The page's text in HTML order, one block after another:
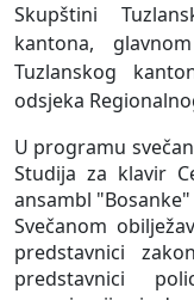
Skupštini
kantona,
Tuzlanskog
odsjeka
U programu
Studija za klavir
ansambl "Bosanke"
Svečanom
predstavnici
predstavnici